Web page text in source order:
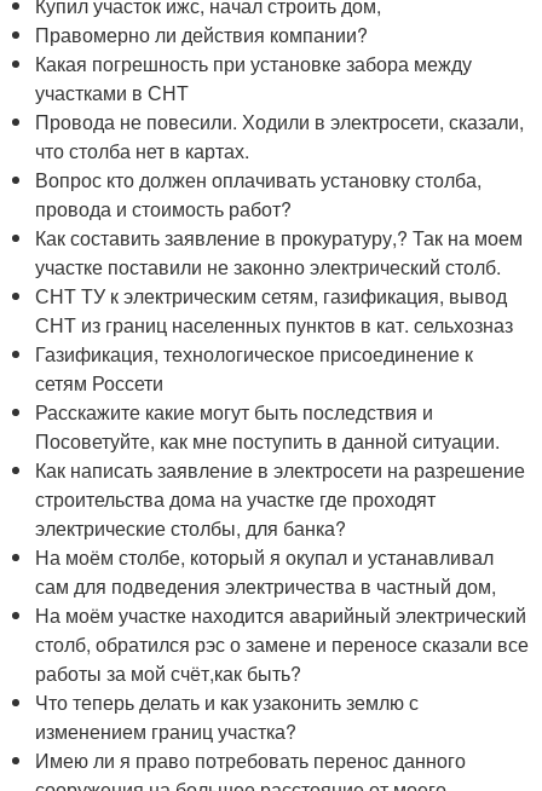
Правомерно ли действия компании?
Какая погрешность при установке забора между
участками в СНТ
Провода не повесили. Ходили в электросети, сказали,
что столба нет в картах.
Вопрос кто должен оплачивать установку столба,
провода и стоимость работ?
Как составить заявление в прокуратуру,? Так на моем
участке поставили не законно электрический столб.
СНТ ТУ к электрическим сетям, газификация, вывод
СНТ из границ населенных пунктов в кат. сельхозназ
Газификация, технологическое присоединение к
сетям Россети
Расскажите какие могут быть последствия и
Посоветуйте, как мне поступить в данной ситуации.
Как написать заявление в электросети на разрешение
строительства дома на участке где проходят
электрические столбы, для банка?
На моём столбе, который я окупал и устанавливал
сам для подведения электричества в частный дом,
На моём участке находится аварийный электрический
столб, обратился рэс о замене и переносе сказали все
работы за мой счёт,как быть?
Что теперь делать и как узаконить землю с
изменением границ участка?
Имею ли я право потребовать перенос данного